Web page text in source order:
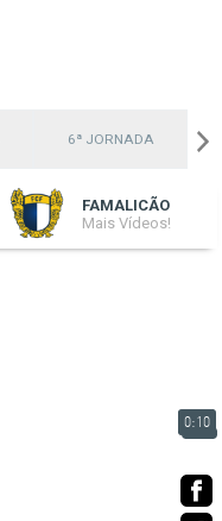
6ª JORNADA
FAMALICÃO
Mais Vídeos!
0:10